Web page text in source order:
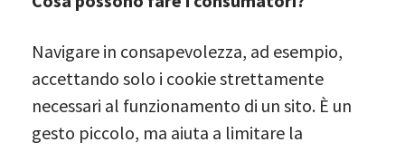
Navigare in consapevolezza, ad esempio,
accettando solo i cookie strettamente
necessari al funzionamento di un sito. È un
gesto piccolo, ma aiuta a limitare la